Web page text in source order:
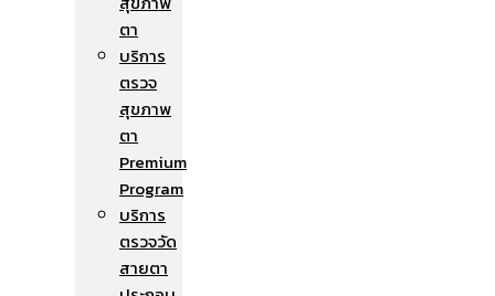
ตา
บริการ
ตรวจ
สุขภาพ
ตา
Premium
Program
บริการ
ตรวจวัด
สายตา